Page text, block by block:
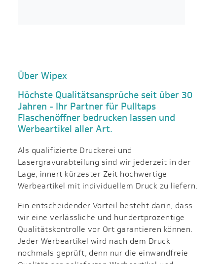
Über Wipex
Höchste Qualitätsansprüche seit über 30
Jahren - Ihr Partner für Pulltaps
Flaschenöffner bedrucken lassen und
Werbeartikel aller Art.
Als qualifizierte Druckerei und
Lasergravurabteilung sind wir jederzeit in der
Lage, innert kürzester Zeit hochwertige
Werbeartikel mit individuellem Druck zu liefern.
Ein entscheidender Vorteil besteht darin, dass
wir eine verlässliche und hundertprozentige
Qualitätskontrolle vor Ort garantieren können.
Jeder Werbeartikel wird nach dem Druck
nochmals geprüft, denn nur die einwandfreie